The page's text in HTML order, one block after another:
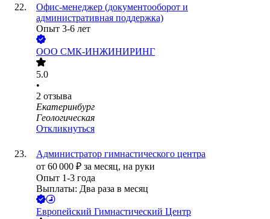
Офис‑менеджер (документооборот и
административная поддержка)
Опыт 3-6 лет
ООО СМК-ИНЖИНИРИНГ
5.0
•
2 отзыва
Екатеринбург
Геологическая
Откликнуться
Администратор гимнастического центра
от 60 000 ₽ за месяц, на руки
Опыт 1-3 года
Выплаты: Два раза в месяц
Европейский Гимнастический Центр